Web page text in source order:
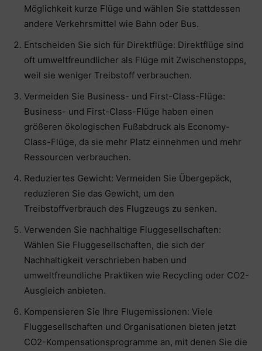
Möglichkeit kurze Flüge und wählen Sie stattdessen
andere Verkehrsmittel wie Bahn oder Bus.
Entscheiden Sie sich für Direktflüge: Direktflüge sind
oft umweltfreundlicher als Flüge mit Zwischenstopps,
weil sie weniger Treibstoff verbrauchen.
Vermeiden Sie Business- und First-Class-Flüge:
Business- und First-Class-Flüge haben einen
größeren ökologischen Fußabdruck als Economy-
Class-Flüge, da sie mehr Platz einnehmen und mehr
Ressourcen verbrauchen.
Reduziertes Gewicht: Vermeiden Sie Übergepäck,
reduzieren Sie das Gewicht, um den
Treibstoffverbrauch des Flugzeugs zu senken.
Verwenden Sie nachhaltige Fluggesellschaften:
Wählen Sie Fluggesellschaften, die sich der
Nachhaltigkeit verschrieben haben und
umweltfreundliche Praktiken wie Recycling oder CO2-
Ausgleich anbieten.
Kompensieren Sie Ihre Flugemissionen: Viele
Fluggesellschaften und Organisationen bieten jetzt
CO2-Kompensationsprogramme an, mit denen Sie die